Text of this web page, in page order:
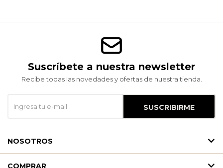
Suscríbete a nuestra newsletter
Recibe todas las novedades y ofertas de nuestra tienda.
SUSCRIBIRME
NOSOTROS
COMPRAR